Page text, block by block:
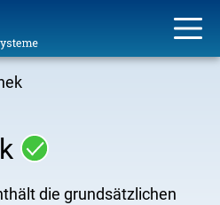
die grundsätzlichen